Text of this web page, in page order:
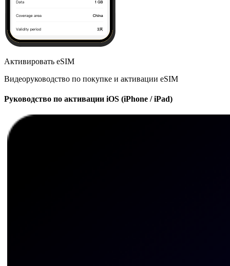
Активировать eSIM
Видеоруководство по покупке и активации eSIM
Руководство по активации iOS (iPhone / iPad)